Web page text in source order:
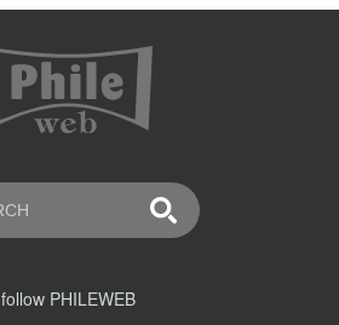
follow PHILEWEB